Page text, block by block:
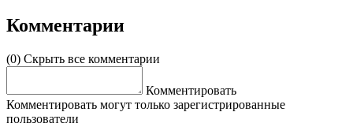
Комментарии
(0) Скрыть все комментарии
Комментировать
Комментировать могут только зарегистрированные
пользователи